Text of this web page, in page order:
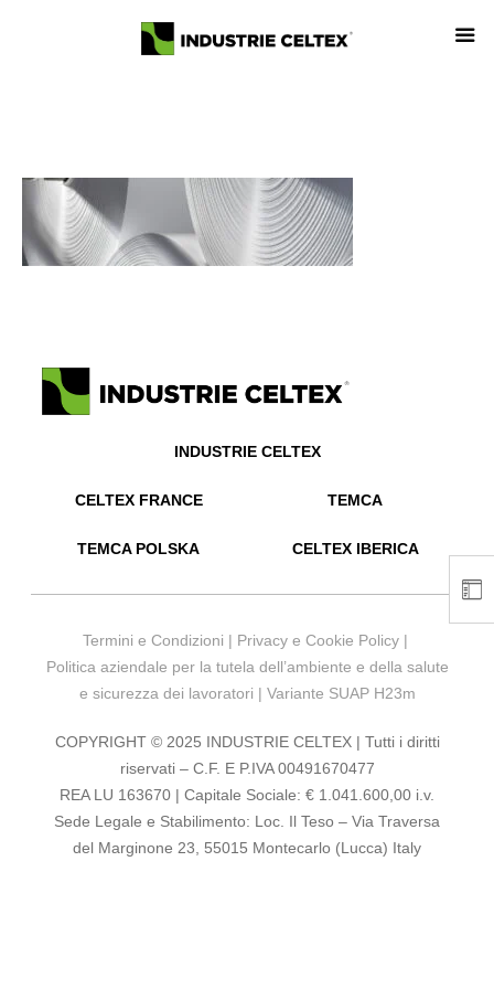
INDUSTRIE CELTEX
CELTEX FRANCE TEMCA
TEMCA POLSKA CELTEX IBERICA
COPYRIGHT © 2025 INDUSTRIE CELTEX | Tutti i diritti
riservati – C.F. E P.IVA 00491670477
REA LU 163670 | Capitale Sociale: € 1.041.600,00 i.v.
Sede Legale e Stabilimento: Loc. Il Teso – Via Traversa
del Marginone 23, 55015 Montecarlo (Lucca) Italy
Termini e Condizioni | Privacy e Cookie Policy|
Politica aziendale per la tutela dell’ambiente e della salute
e sicurezza dei lavoratori | Variante SUAP H23m